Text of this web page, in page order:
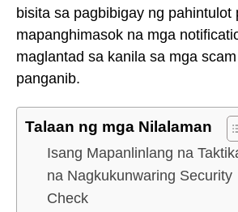
bisita sa pagbibigay ng pahintulot
mapanghimasok na mga
maglantad sa kanila sa mga
panganib.
Talaan ng mga Nilalaman
Isang Mapanlinlang na
na Nagkukunwaring Security
Check